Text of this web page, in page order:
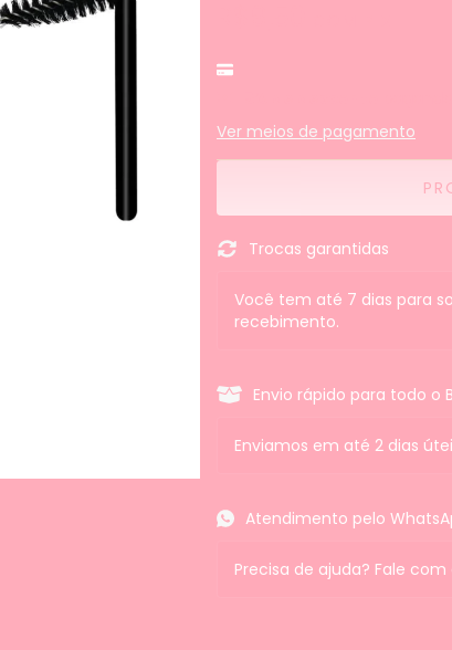
Ver meios de pagamento
Trocas garantidas
Você tem até 7 dias para
recebimento.
Envio rápido para todo o
Enviamos em até 2 dias
Atendimento pelo
Precisa de ajuda? Fale